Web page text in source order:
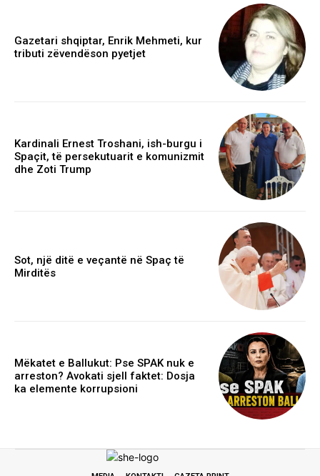
Gazetari shqiptar, Enrik Mehmeti, kur
tributi zëvendëson pyetjet
Kardinali Ernest Troshani, ish-burgu i
Spaçit, të persekutuarit e komunizmit
dhe Zoti Trump
Sot, një ditë e veçantë në Spaç të
Mirditës
Mëkatet e Ballukut: Pse SPAK nuk e
arreston? Avokati sjell faktet: Dosja
ka elemente korrupsioni